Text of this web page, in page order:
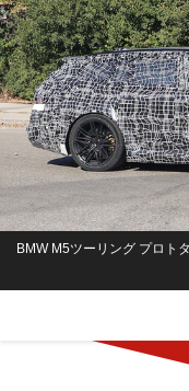
BMW M5ツーリング プロト